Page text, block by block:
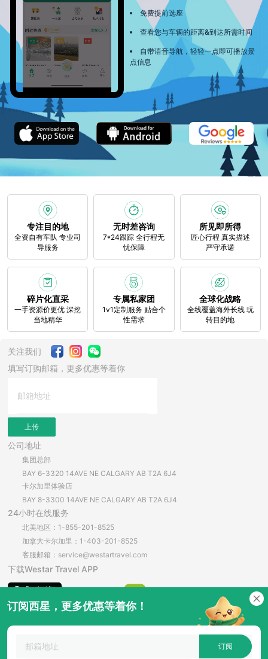
免费提前选座
查看您与车辆的距离&到达所需时间
自带语音导航，轻轻一点即可播放景
点信息
专注目的地
全资自有车队 专业司
导服务
无时差咨询
7*24跟踪 全行程无
忧保障
所见即所得
匠心行程 真实描述
严守承诺
碎片化直采
一手资源价更优 深挖
当地精华
专属私家团
1v1定制服务 贴合个
性需求
全球化战略
全线覆盖海外长线 玩
转目的地
关注我们
填写订购邮箱，更多优惠等着你
上传
公司地址
集团总部
BAY 6-3320 14AVE NE CALGARY AB T2A 6J4
卡尔加里体验店
BAY 8-3300 14AVE NE CALGARY AB T2A 6J4
24小时在线服务
北美地区：1-855-201-8525
加拿大卡尔加里：1-403-201-8525
客服邮箱：service@westartravel.com
下载Westar Travel APP
安卓直接下载
订阅西星，更多优惠等着你！
订阅